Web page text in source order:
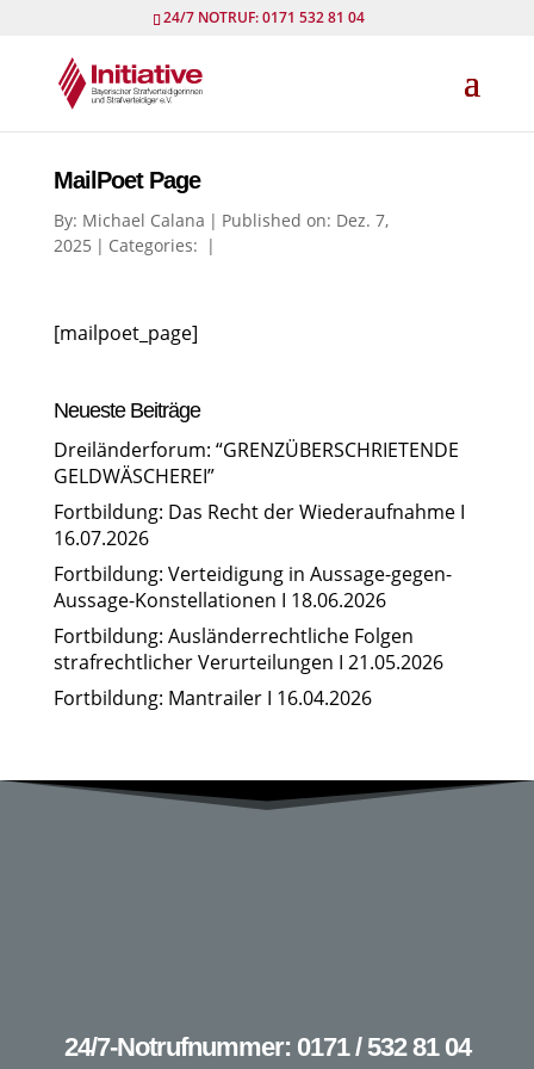
24/7 NOTRUF: 0171 532 81 04
MailPoet Page
By: Michael Calana | Published on: Dez. 7,
2025 | Categories: |
[mailpoet_page]
Neueste Beiträge
Dreiländerforum: “GRENZÜBERSCHRIETENDE
GELDWÄSCHEREI”
Fortbildung: Das Recht der Wiederaufnahme I
16.07.2026
Fortbildung: Verteidigung in Aussage-gegen-
Aussage-Konstellationen I 18.06.2026
Fortbildung: Ausländerrechtliche Folgen
strafrechtlicher Verurteilungen I 21.05.2026
Fortbildung: Mantrailer I 16.04.2026
24/7-Notrufnummer: 0171 / 532 81 04